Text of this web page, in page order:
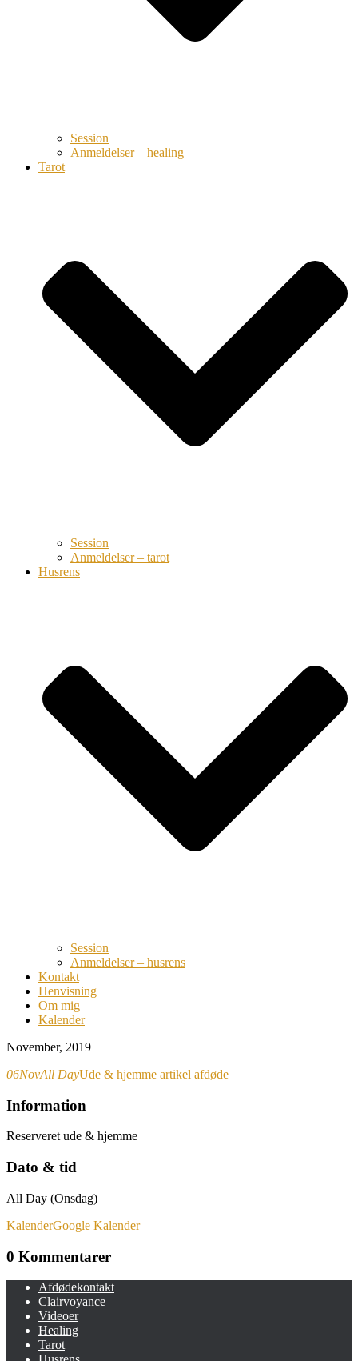
Session
Anmeldelser – healing
Tarot
Session
Anmeldelser – tarot
Husrens
Session
Anmeldelser – husrens
Kontakt
Henvisning
Om mig
Kalender
November, 2019
06NovAll DayUde & hjemme artikel afdøde
Information
Reserveret ude & hjemme
Dato & tid
All Day (Onsdag)
KalenderGoogle Kalender
0 Kommentarer
Afdødekontakt
Clairvoyance
Videoer
Healing
Tarot